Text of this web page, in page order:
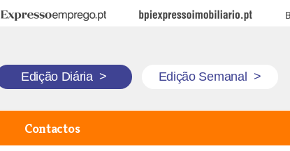
Expresso Emprego BPI Expresso Imobiliário
Edição Diária > Edição Semanal >
Contactos